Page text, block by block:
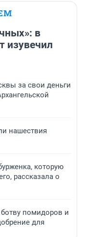
в
изувечил
за свои деньги
нашествия
которую
рассказала о
помидоров и
для